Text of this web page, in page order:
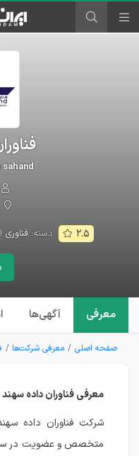
۲.۵ دسته:فناوری
معرفی آگهی‌ها
صفحه اصلی معرفی شرکت‌ها
معرفی فناوران داده سهند
متخصص و عضویت در